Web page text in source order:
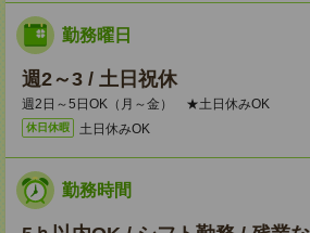
勤務曜日
週2～3 / 土日祝休
週2日～5日OK（月～金） ★土日休みOK
休日休暇 土日休みOK
勤務時間